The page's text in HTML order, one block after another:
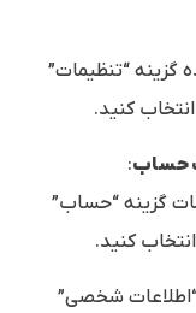
گزینه “تنظیمات”
حساب:
گزینه “حساب”
شخصی”